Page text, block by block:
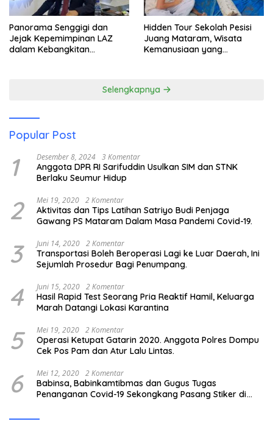
Panorama Senggigi dan
Jejak Kepemimpinan LAZ
dalam Kebangkitan
Hidden Tour Sekolah Pesisi
Juang Mataram, Wisata
Kemanusiaan yang
Selengkapnya
Popular Post
1 Desember 8, 2024 3 Komentar
Anggota DPR RI Sarifuddin Usulkan SIM dan STNK
Berlaku Seumur Hidup
2 Mei 19, 2020 2 Komentar
Aktivitas dan Tips Latihan Satriyo Budi Penjaga
Gawang PS Mataram Dalam Masa Pandemi Covid-19.
3 Juni 14, 2020 2 Komentar
Transportasi Boleh Beroperasi Lagi ke Luar Daerah, Ini
Sejumlah Prosedur Bagi Penumpang.
4 Juni 15, 2020 2 Komentar
Hasil Rapid Test Seorang Pria Reaktif Hamil, Keluarga
Marah Datangi Lokasi Karantina
5 Mei 19, 2020 2 Komentar
Operasi Ketupat Gatarin 2020. Anggota Polres Dompu
Cek Pos Pam dan Atur Lalu Lintas.
6 Mei 12, 2020 2 Komentar
Babinsa, Babinkamtibmas dan Gugus Tugas
Penanganan Covid-19 Sekongkang Pasang Stiker di